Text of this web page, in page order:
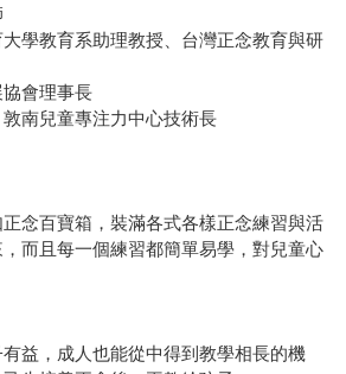
學教育系助理教授、台灣正念教育與研
會理事長
南兒童專注力中心技術長
念百寶箱，裝滿各式各樣正念練習與活
而且每一個練習都簡單易學，對兒童心
益，成人也能從中得到教學相長的機